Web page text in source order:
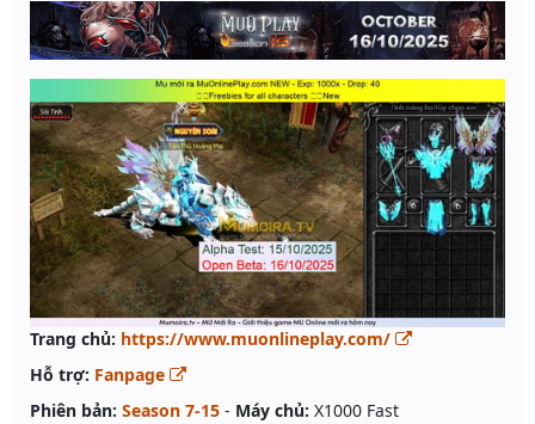
Trang chủ: https://www.muonlineplay.com/
Hỗ trợ: Fanpage
Phiên bản: Season 7-15 - Máy chủ: X1000 Fast